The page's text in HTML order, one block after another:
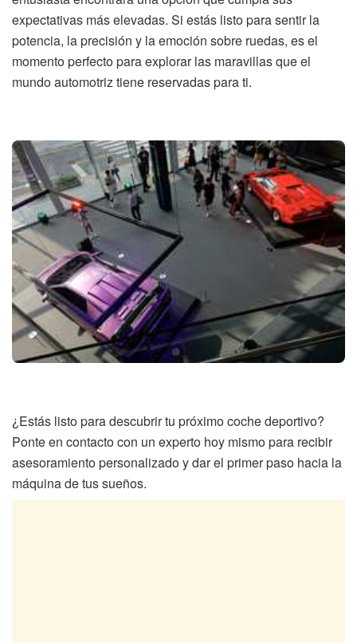
expectativas más elevadas. Si estás listo para sentir la
potencia, la precisión y la emoción sobre ruedas, es el
momento perfecto para explorar las maravillas que el
mundo automotriz tiene reservadas para ti.
¿Estás listo para descubrir tu próximo coche deportivo?
Ponte en contacto con un experto hoy mismo para recibir
asesoramiento personalizado y dar el primer paso hacia la
máquina de tus sueños.